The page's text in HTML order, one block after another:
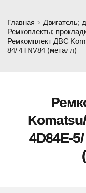
Главная
Двигатель;
Ремкоплекты;
Ремкомплект ДВС
84/ 4TNV84 (металл)
4D84E-